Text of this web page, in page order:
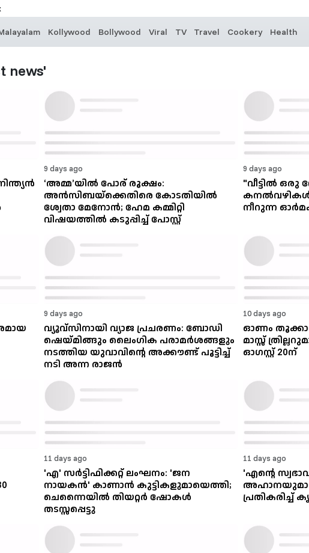
Kollywood Bollywood Viral TV Travel Cookery Health
news'
9 days ago
‘അമ്മ’യിൽ പോര് രൂക്ഷം:
അൻസിബയ്ക്കെതിരെ കോടതിയിൽ
ശ്വേതാ മേനോൻ; ഹേമ കമ്മിറ്റി
വിഷയത്തിൽ കടുപ്പിച്ച് പോസ്റ്റ്
9 days ago
"വീട്ടിൽ ഒരു
കനൽവഴികൾ
നീറുന്ന
9 days ago
വ്യൂവ്സിനായി വ്യാജ പ്രചരണം: ബോഡി
ഷെയ്മിങ്ങും ലൈംഗിക പരാമർശങ്ങളും
നടത്തിയ യുവാവിന്റെ അക്കൗണ്ട് പൂട്ടിച്ച്
നടി അന്ന രാജൻ
10 days ago
ഓണം
മാസ്സ്
ഓഗസ്റ്റ് 20ന്
11 days ago
'എ' സർട്ടിഫിക്കറ്റ് ലംഘനം: 'ജന
നായകൻ' കാണാൻ കുട്ടികളുമായെത്തി;
ചെന്നൈയിൽ തിയറ്റർ ഷോകൾ
തടസ്സപ്പെട്ടു
11 days ago
'എന്റെ